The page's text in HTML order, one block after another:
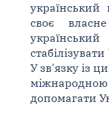
своє
У зв'язку із
допомагати